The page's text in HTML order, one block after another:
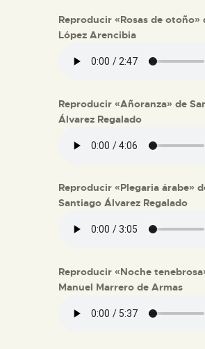
Reproducir «Rosas de otoño»
López Arencibia
Reproducir «Añoranza» de
Álvarez Regalado
Reproducir «Plegaria árabe»
Santiago Álvarez Regalado
Reproducir «Noche
Manuel Marrero de Armas